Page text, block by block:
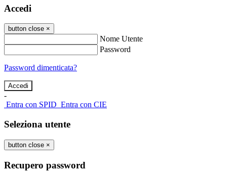
Accedi
button close ×
Nome Utente
Password
Password dimenticata?
-
Entra con SPID Entra con CIE
Seleziona utente
button close ×
Recupero password